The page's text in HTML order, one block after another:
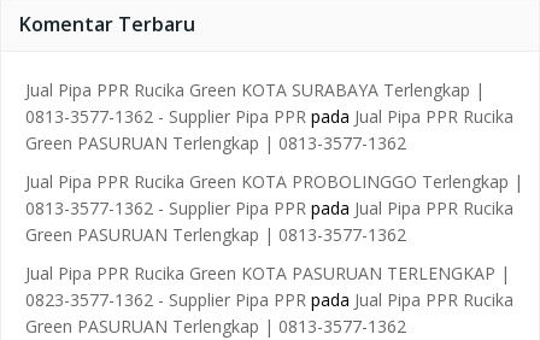
Komentar Terbaru
Jual Pipa PPR Rucika Green KOTA SURABAYA Terlengkap |
0813-3577-1362 - Supplier Pipa PPR pada Jual Pipa PPR Rucika
Green PASURUAN Terlengkap | 0813-3577-1362
Jual Pipa PPR Rucika Green KOTA PROBOLINGGO Terlengkap |
0813-3577-1362 - Supplier Pipa PPR pada Jual Pipa PPR Rucika
Green PASURUAN Terlengkap | 0813-3577-1362
Jual Pipa PPR Rucika Green KOTA PASURUAN TERLENGKAP |
0823-3577-1362 - Supplier Pipa PPR pada Jual Pipa PPR Rucika
Green PASURUAN Terlengkap | 0813-3577-1362